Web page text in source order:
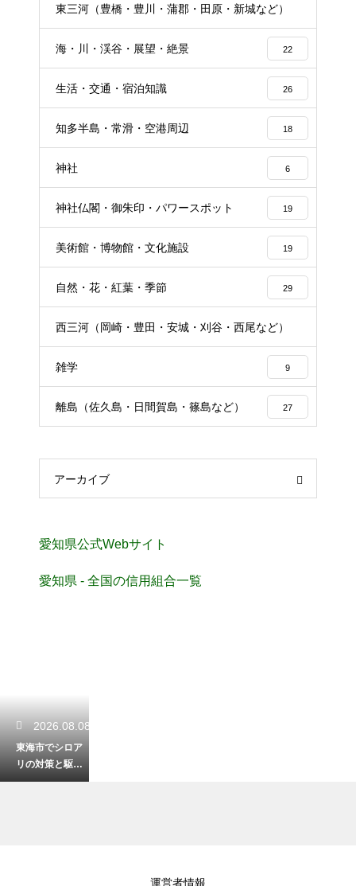
東三河（豊橋・豊川・蒲郡・田原・新城など）
16
海・川・渓谷・展望・絶景 22
生活・交通・宿泊知識 26
知多半島・常滑・空港周辺 18
神社 6
神社仏閣・御朱印・パワースポット 19
美術館・博物館・文化施設 19
自然・花・紅葉・季節 29
西三河（岡崎・豊田・安城・刈谷・西尾など）
24
雑学 9
離島（佐久島・日間賀島・篠島など） 27
アーカイブ
愛知県公式Webサイト
愛知県 - 全国の信用組合一覧
2026.08.08
東海市でシロア
リの対策と駆除
を検討中！業者
運営者情報